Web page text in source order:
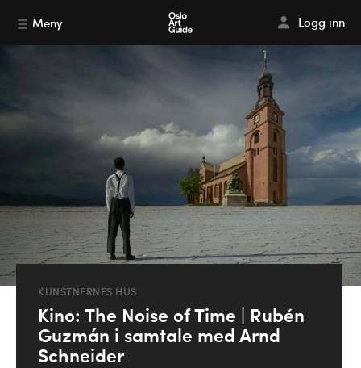
Meny Logg inn
KUNSTNERNES HUS
Kino: The Noise of Time | Rubén
Guzmán i samtale med Arnd
Schneider